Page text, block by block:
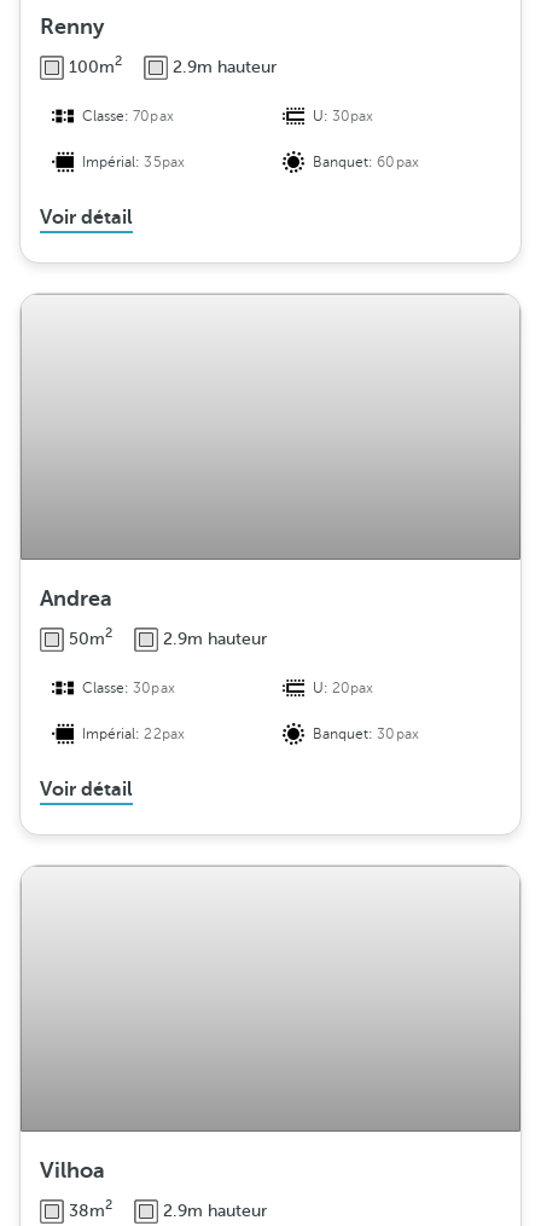
Renny
100m2 2.9m hauteur
Classe:70pax U:30pax
Impérial:35pax Banquet:60pax
Voir détail
Andrea
50m2 2.9m hauteur
Classe:30pax U:20pax
Impérial:22pax Banquet:30pax
Voir détail
Vilhoa
38m2 2.9m hauteur